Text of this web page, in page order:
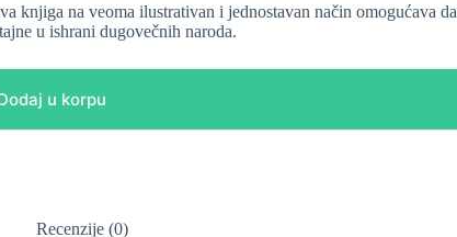
knjiga na veoma ilustrativan i jednostavan način omogućava da
u ishrani dugovečnih naroda.
u korpu
Recenzije (0)